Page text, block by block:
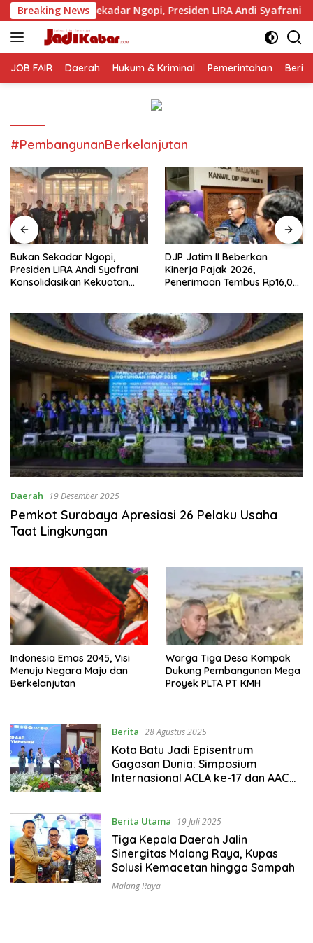
Langsung
ke
konten
Breaking News
Ngopi, Presiden LIRA Andi Syafrani Konsolidasikan
JOB FAIR Daerah Hukum & Kriminal Pemerintahan
#PembangunanBerkelanjutan
Bukan Sekadar Ngopi,
Presiden LIRA Andi Syafrani
Konsolidasikan Kekuatan
DJP Jatim II Beberkan
Kinerja Pajak 2026,
Penerimaan Tembus Rp16,08
Daerah 19 Desember 2025
Pemkot Surabaya Apresiasi 26 Pelaku Usaha
Taat Lingkungan
Indonesia Emas 2045, Visi
Menuju Negara Maju dan
Berkelanjutan
Warga Tiga Desa Kompak
Dukung Pembangunan Mega
Proyek PLTA PT KMH
Berita 28 Agustus 2025
Kota Batu Jadi Episentrum
Gagasan Dunia: Simposium
Internasional ACLA ke-17 dan AAC
Berita Utama 19 Juli 2025
Tiga Kepala Daerah Jalin
Sinergitas Malang Raya, Kupas
Solusi Kemacetan hingga Sampah
Malang Raya